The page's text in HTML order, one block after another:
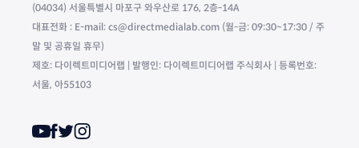
(04034) 서울특별시 마포구 와우산로 176, 2층-14A
대표전화 : E-mail: cs@directmedialab.com (월-금: 09:30~17:30 / 주
말 및 공휴일 휴무)
제호: 다이렉트미디어랩 | 발행인: 다이렉트미디어랩 주식회사 | 등록번호:
서울, 아55103